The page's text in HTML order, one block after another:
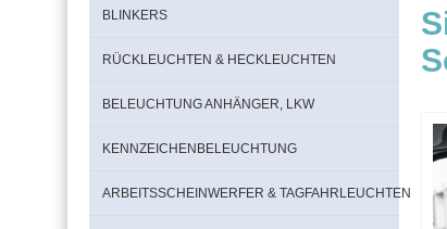
BLINKERS
RÜCKLEUCHTEN & HECKLEUCHTEN
BELEUCHTUNG ANHÄNGER, LKW
KENNZEICHENBELEUCHTUNG
ARBEITSSCHEINWERFER & TAGFAHRLEUCHTEN